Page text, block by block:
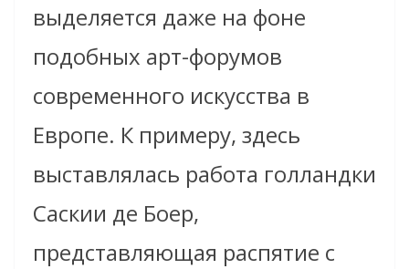
выделяется даже на фоне
подобных арт-форумов
современного искусства в
Европе. К примеру, здесь
выставлялась работа голландки
Саскии де Боер,
представляющая распятие с